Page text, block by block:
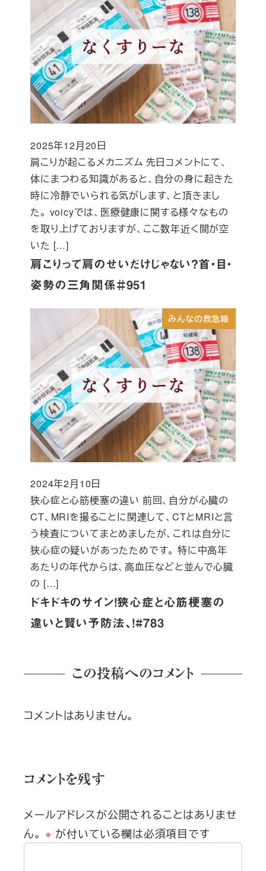
肩こりって肩のせいだけじゃない？首・目・
姿勢の三角関係＃951
肩こりが起こるメカニズム 先日コメントにて、
体にまつわる知識があると、自分の身に起きた
時に冷静でいられる気がします、と頂きまし
た。 voicyでは、医療健康に関する様々なもの
を取り上げておりますが、ここ数年近く間が空
いた […]
投稿日
2025年12月20日
みんなの救急箱
ドキドキのサイン！狭心症と心筋梗塞の
違いと賢い予防法、！#783
狭心症と心筋梗塞の違い 前回、自分が心臓の
CT、MRIを撮ることに関連して、CTとMRIと言
う検査についてまとめましたが、これは自分に
狭心症の疑いがあったためです。 特に中高年
あたりの年代からは、高血圧などと並んで心臓
の […]
投稿日
2024年2月10日
この投稿へのコメント
コメントはありません。
コメントを残す
メールアドレスが公開されることはありませ
ん。 ※ が付いている欄は必須項目です